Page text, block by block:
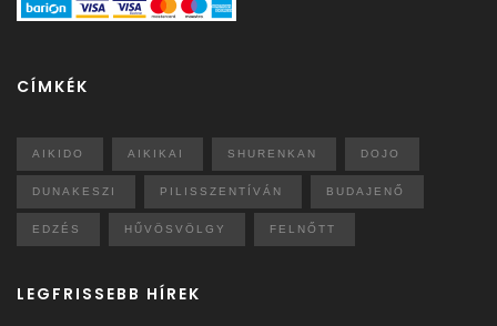
CÍMKÉK
AIKIDO AIKIKAI SHURENKAN DOJO
DUNAKESZI PILISSZENTÍVÁN BUDAJENŐ
EDZÉS HŰVÖSVÖLGY FELNŐTT
LEGFRISSEBB HÍREK